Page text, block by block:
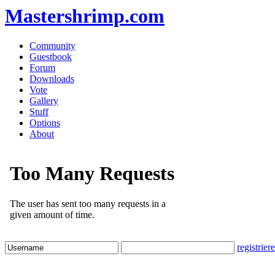
Mastershrimp.com
Community
Guestbook
Forum
Downloads
Vote
Gallery
Stuff
Options
About